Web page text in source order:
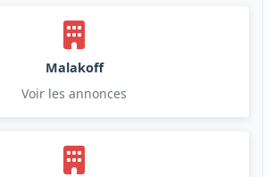
Malakoff
Voir les annonces